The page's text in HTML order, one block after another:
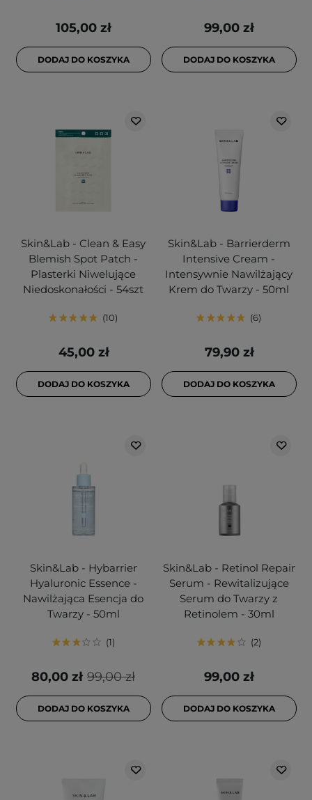
105,00 zł
DODAJ DO KOSZYKA
99,00 zł
DODAJ DO KOSZYKA
Skin&Lab - Clean & Easy
Blemish Spot Patch -
Plasterki Niwelujące
Niedoskonałości - 54szt
10
45,00 zł
DODAJ DO KOSZYKA
Skin&Lab - Barrierderm
Intensive Cream -
Intensywnie Nawilżający
Krem do Twarzy - 50ml
6
79,90 zł
DODAJ DO KOSZYKA
Skin&Lab - Hybarrier
Hyaluronic Essence -
Nawilżająca Esencja do
Twarzy - 50ml
1
99,00 zł
80,00 zł
DODAJ DO KOSZYKA
Skin&Lab - Retinol Repair
Serum - Rewitalizujące
Serum do Twarzy z
Retinolem - 30ml
2
99,00 zł
DODAJ DO KOSZYKA